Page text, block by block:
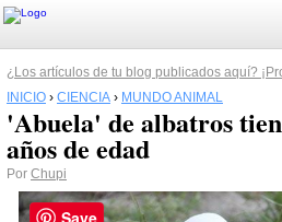
¿Los artículos de tu blog publicados aquí?
INICIO › CIENCIA › MUNDO ANIMAL
'Abuela' de albatros
años de edad
Por Chupi
Save